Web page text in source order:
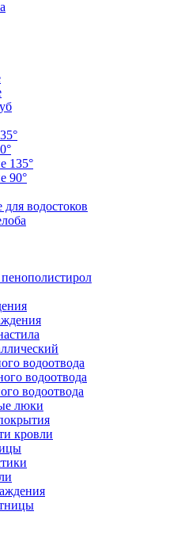
135°
90°
водостоков
водоотвода
водоотвода
водоотвода
люки
кровли